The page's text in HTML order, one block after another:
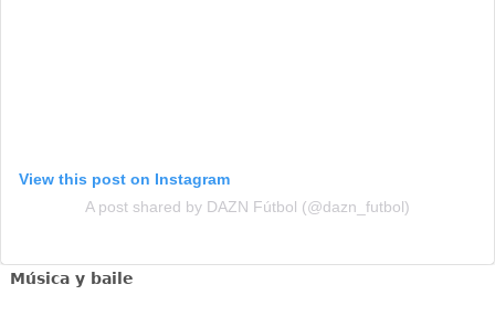
View this post on Instagram
A post shared by DAZN Fútbol (@dazn_futbol)
Música y baile